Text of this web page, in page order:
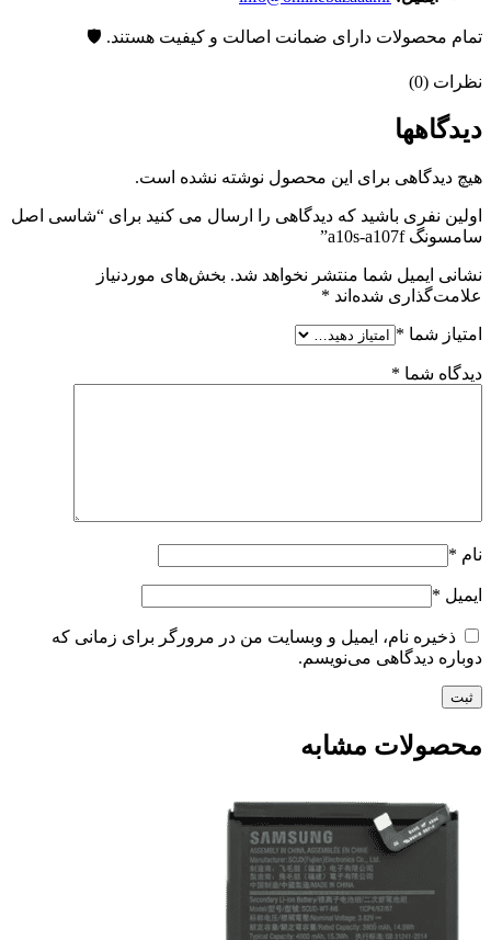
تمام محصولات دارای ضمانت اصالت و کیفیت هستند. 🛡️
نظرات (0)
دیدگاهها
هیچ دیدگاهی برای این محصول نوشته نشده است.
اولین نفری باشید که دیدگاهی را ارسال می کنید برای “شاسی اصل
سامسونگ a10s-a107f”
نشانی ایمیل شما منتشر نخواهد شد. بخش‌های موردنیاز
علامت‌گذاری شده‌اند *
امتیاز شما *
دیدگاه شما *
نام *
ایمیل *
ذخیره نام، ایمیل و وبسایت من در مرورگر برای زمانی که
دوباره دیدگاهی می‌نویسم.
محصولات مشابه